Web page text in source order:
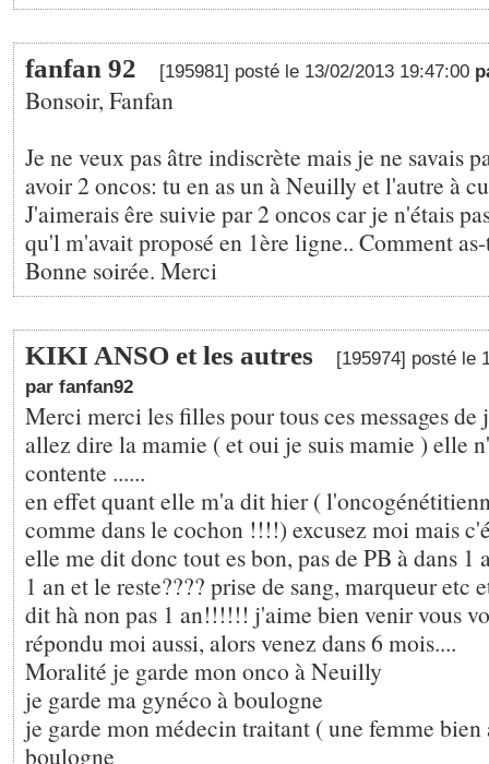
fanfan 92 [195981] posté le 13/02/2013 19:47:00
Bonsoir, Fanfan
Je ne veux pas âtre indiscrète mais je ne savais
avoir 2 oncos: tu en as un à Neuilly et l'autre à
J'aimerais êre suivie par 2 oncos car je n'étais
qu'l m'avait proposé en 1ère ligne.. Comment
Bonne soirée. Merci
KIKI ANSO et les autres
[195974] posté le
par fanfan92
Merci merci les filles pour tous ces messages de
allez dire la mamie ( et oui je suis mamie ) elle
contente ......
en effet quant elle m'a dit hier (
comme dans le cochon !!!!) excusez moi mais
elle me dit donc tout es bon, pas de PB à dans 1
1 an et le reste???? prise de sang, marqueur etc
dit hà non pas 1 an!!!!!! j'aime bien venir vous
répondu moi aussi, alors venez dans 6 mois....
Moralité je garde mon onco à Neuilly
je garde ma gynéco à boulogne
je garde mon médecin traitant ( une femme
boulogne